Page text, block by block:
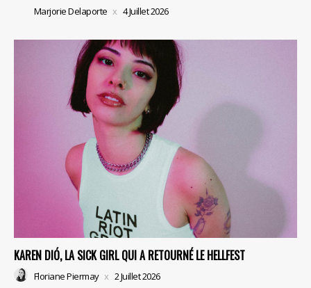
Marjorie Delaporte 4 Juillet 2026
KAREN DIÓ, LA SICK GIRL QUI A RETOURNÉ LE HELLFEST
Floriane Piermay 2 Juillet 2026